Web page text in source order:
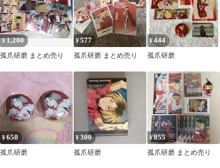
¥1,200
孤爪研磨 まとめ売り
¥577
孤爪研磨 まとめ売り
¥444
孤爪研磨
¥650
孤爪研磨
¥300
孤爪研磨
¥855
孤爪研磨 まとめ売り